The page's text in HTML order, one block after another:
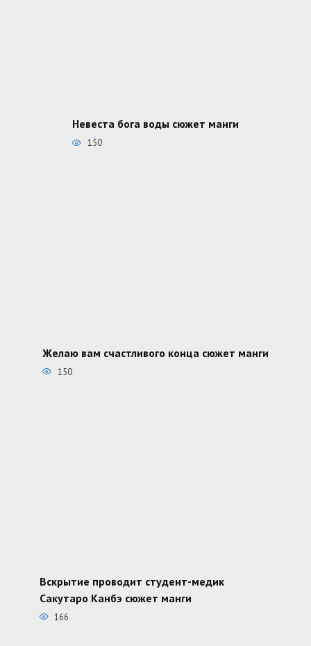
Невеста бога воды сюжет манги
150
Желаю вам счастливого конца сюжет манги
150
Вскрытие проводит студент-медик
Сакутаро Канбэ сюжет манги
166